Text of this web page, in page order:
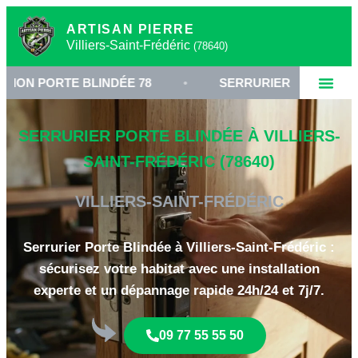
ARTISAN PIERRE
Villiers-Saint-Frédéric (78640)
BLINDÉE 78 • SERRURIER VILLIERS-SAINT-
SERRURIER PORTE BLINDÉE À VILLIERS-
SAINT-FRÉDÉRIC (78640)
VILLIERS-SAINT-FRÉDÉRIC
Serrurier Porte Blindée à Villiers-Saint-Frédéric :
sécurisez votre habitat avec une installation
experte et un dépannage rapide 24h/24 et 7j/7.
09 77 55 55 50